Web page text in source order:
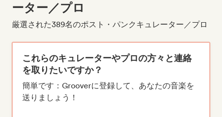
ーター／プロ
厳選された389名のポスト・パンクキュレーター／プロ
これらのキュレーターやプロの方々と連絡
を取りたいですか？
簡単です：Grooverに登録して、あなたの音楽を
送りましょう！